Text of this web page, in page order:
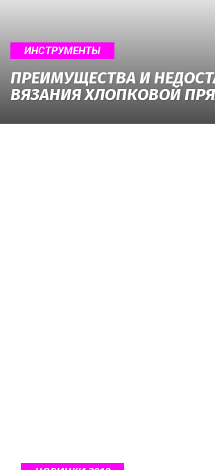
ИНСТРУМЕНТЫ
ПРЕИМУЩЕСТВА И
ВЯЗАНИЯ ХЛОПКОВОЙ